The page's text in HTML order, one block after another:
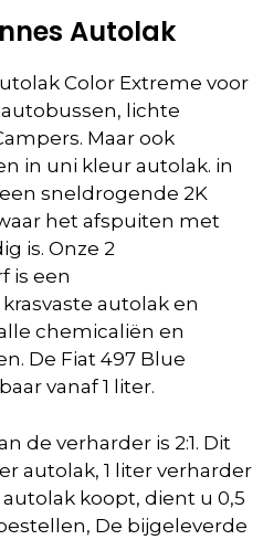
Autolak
Color Extreme voor
autobussen, lichte
Maar ook
in uni kleur autolak. in
sneldrogende 2K
het afspuiten met
is. Onze 2
is een
autolak en
chemicaliën en
De Fiat 497 Blue
vanaf 1 liter.
de verharder is 2:1. Dit
autolak, 1 liter verharder
koopt, dient u 0,5
De bijgeleverde